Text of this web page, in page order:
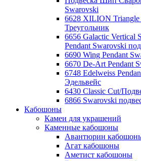
Swarovski
6628 XILION Triangle
Треугольник
6656 Galactic Vertical
Pendant Swarovski
6690 Wing Pendant
6670 De-Art Pendant
6748 Edelweiss
Эдельвейс
6430 Classic Cut/
6866 Swarovski
Кабошоны
Камеи для украшений
Каменные кабошоны
Авантюрин
Агат кабошоны
Аметист кабошоны